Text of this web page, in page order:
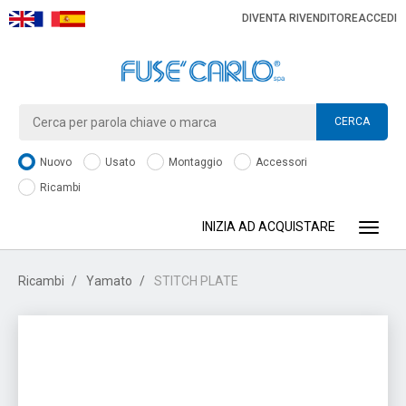
DIVENTA RIVENDITOREACCEDI
CERCA
Nuovo Usato Montaggio
Accessori
Ricambi
INIZIA AD ACQUISTARE
Ricambi Yamato STITCH PLATE